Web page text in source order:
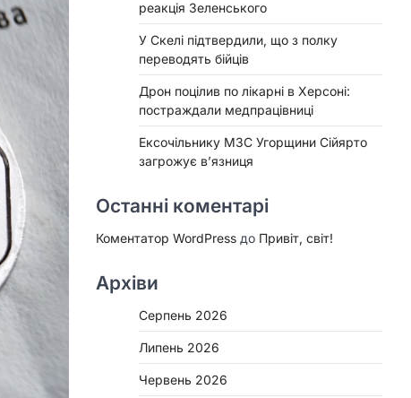
реакція Зеленського
У Скелі підтвердили, що з полку
переводять бійців
Дрон поцілив по лікарні в Херсоні:
постраждали медпрацівниці
Ексочільнику МЗС Угорщини Сійярто
загрожує в’язниця
Останні коментарі
Коментатор WordPress до Привіт, світ!
Архіви
Серпень 2026
Липень 2026
Червень 2026